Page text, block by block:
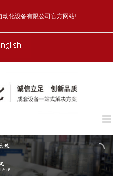
化设备有限公司官方网站!